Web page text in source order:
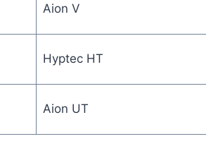
Aion V
Hyptec HT
Aion UT